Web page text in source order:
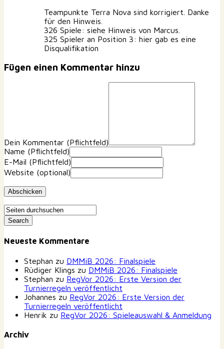
Teampunkte Terra Nova sind korrigiert. Danke
für den Hinweis.
326 Spiele: siehe Hinweis von Marcus.
325 Spieler an Position 3: hier gab es eine
Disqualifikation
Fügen einen Kommentar hinzu
Dein Kommentar (Pflichtfeld)
Name (Pflichtfeld)
E-Mail (Pflichtfeld)
Website (optional)
Neueste Kommentare
Stephan zu DMMiB 2026: Finalspiele
Rüdiger Klings zu DMMiB 2026: Finalspiele
Stephan zu RegVor 2026: Erste Version der
Turnierregeln veröffentlicht
Johannes zu RegVor 2026: Erste Version der
Turnierregeln veröffentlicht
Henrik zu RegVor 2026: Spieleauswahl & Anmeldung
Archiv